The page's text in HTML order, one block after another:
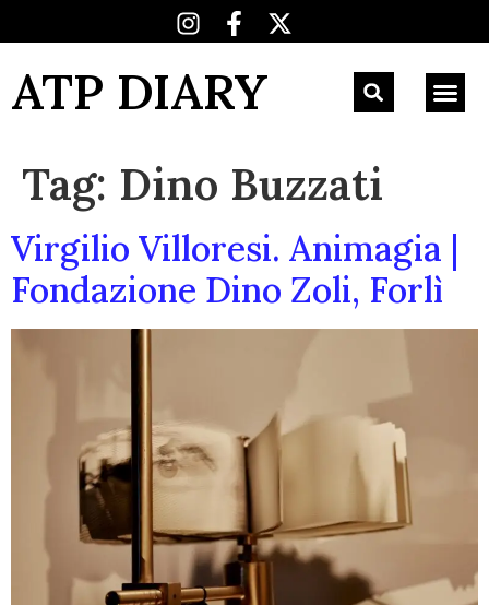
ATP DIARY
Tag: Dino Buzzati
Virgilio Villoresi. Animagia |
Fondazione Dino Zoli, Forlì